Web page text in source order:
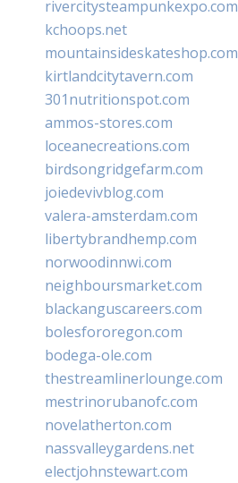
rivercitysteampunkexpo.com
kchoops.net
mountainsideskateshop.com
kirtlandcitytavern.com
301nutritionspot.com
ammos-stores.com
loceanecreations.com
birdsongridgefarm.com
joiedevivblog.com
valera-amsterdam.com
libertybrandhemp.com
norwoodinnwi.com
neighboursmarket.com
blackanguscareers.com
bolesfororegon.com
bodega-ole.com
thestreamlinerlounge.com
mestrinorubanofc.com
novelatherton.com
nassvalleygardens.net
electjohnstewart.com